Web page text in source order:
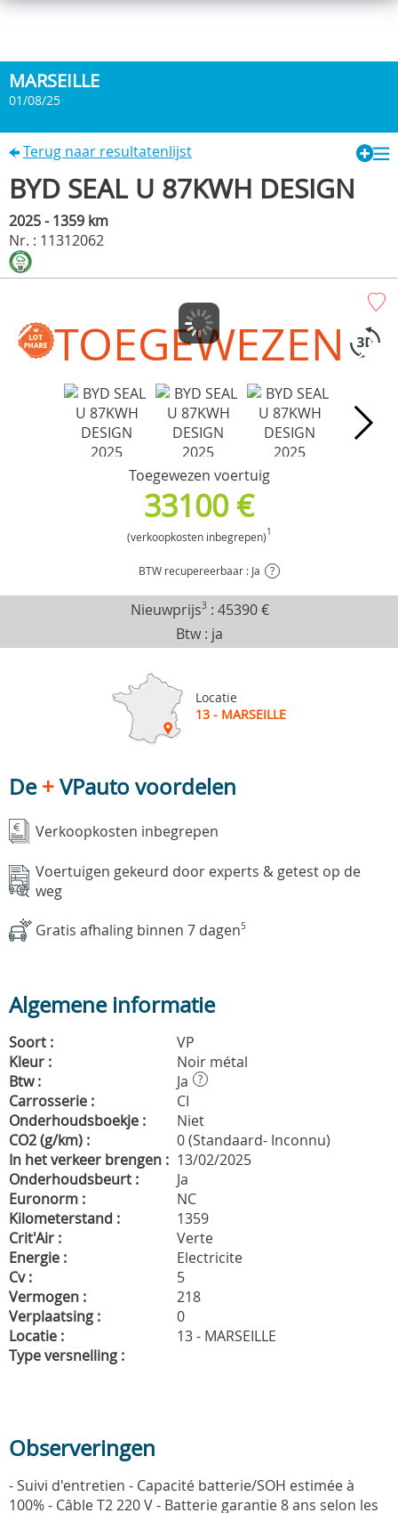
MARSEILLE
01/08/25
Terug naar resultatenlijst
BYD SEAL U 87KWH DESIGN
2025 - 1359 km
Nr. : 11312062
TOEGEWEZEN
Toegewezen voertuig
33100 €
(verkoopkosten inbegrepen)1
BTW recupereerbaar : Ja ?
Nieuwprijs3 :45390 €
Btw : ja
Locatie
13 - MARSEILLE
De+VPauto voordelen
Verkoopkosten inbegrepen
Voertuigen gekeurd door experts & getest op de
weg
Gratis afhaling binnen 7 dagen5
Algemene informatie
Soort :
VP
Kleur :
Noir métal
Btw :
Ja ?
Carrosserie :
CI
Onderhoudsboekje :
Niet
CO2 (g/km) :
0 (Standaard- Inconnu)
In het verkeer brengen : 13/02/2025
Onderhoudsbeurt :
Ja
Euronorm :
NC
Kilometerstand :
1359
Crit'Air :
Verte
Energie :
Electricite
Cv :
5
Vermogen :
218
Verplaatsing :
0
Locatie :
13 - MARSEILLE
Type versnelling :
Observeringen
- Suivi d'entretien - Capacité batterie/SOH estimée à
100% - Câble T2 220 V - Batterie garantie 8 ans selon les